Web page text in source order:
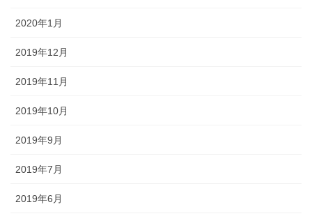
2020年1月
2019年12月
2019年11月
2019年10月
2019年9月
2019年7月
2019年6月